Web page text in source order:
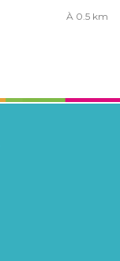
À 0.5 km